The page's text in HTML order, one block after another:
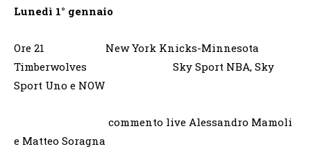
Lunedì 1° gennaio
Ore 21 New York Knicks-Minnesota
Timberwolves Sky Sport NBA, Sky
Sport Uno e NOW
commento live Alessandro Mamoli
e Matteo Soragna